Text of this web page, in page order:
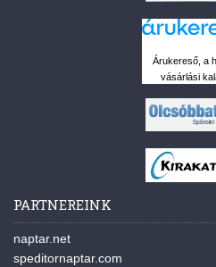
Árukereső, a
vásárlási
PARTNEREINK
naptar.net
speditornaptar.com